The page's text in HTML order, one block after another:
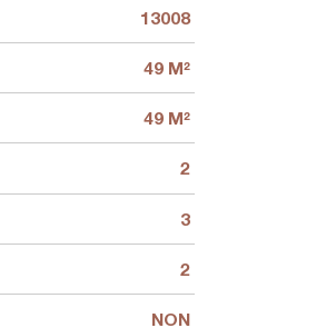
13008
49 M²
49 M²
2
3
2
NON